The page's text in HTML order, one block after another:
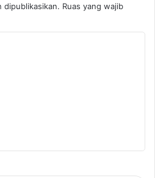
dipublikasikan. Ruas yang wajib